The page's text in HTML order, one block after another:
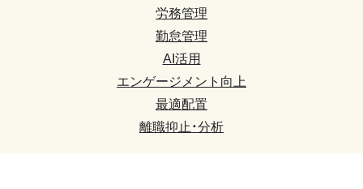
労務管理
勤怠管理
AI活用
エンゲージメント向上
最適配置
離職抑止・分析